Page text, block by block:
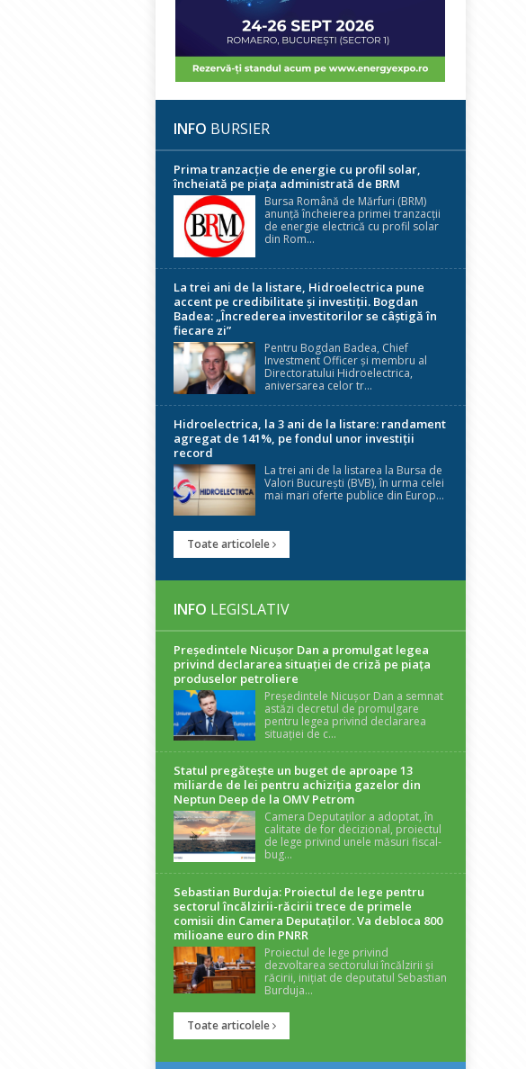
INFO BURSIER
Prima tranzacție de energie cu profil solar,
încheiată pe piața administrată de BRM
Bursa Română de Mărfuri (BRM)
anunță încheierea primei tranzacții
de energie electrică cu profil solar
din Rom...
La trei ani de la listare, Hidroelectrica pune
accent pe credibilitate și investiții. Bogdan
Badea: „Încrederea investitorilor se câștigă în
fiecare zi”
Pentru Bogdan Badea, Chief
Investment Officer și membru al
Directoratului Hidroelectrica,
aniversarea celor tr...
Hidroelectrica, la 3 ani de la listare: randament
agregat de 141%, pe fondul unor investiții
record
La trei ani de la listarea la Bursa de
Valori București (BVB), în urma celei
mai mari oferte publice din Europ...
Toate articolele
INFO LEGISLATIV
Președintele Nicuşor Dan a promulgat legea
privind declararea situaţiei de criză pe piaţa
produselor petroliere
Președintele Nicușor Dan a semnat
astăzi decretul de promulgare
pentru legea privind declararea
situației de c...
Statul pregătește un buget de aproape 13
miliarde de lei pentru achiziția gazelor din
Neptun Deep de la OMV Petrom
Camera Deputaților a adoptat, în
calitate de for decizional, proiectul
de lege privind unele măsuri fiscal-
bug...
Sebastian Burduja: Proiectul de lege pentru
sectorul încălzirii-răcirii trece de primele
comisii din Camera Deputaților. Va debloca 800
milioane euro din PNRR
Proiectul de lege privind
dezvoltarea sectorului încălzirii și
răcirii, inițiat de deputatul Sebastian
Burduja...
Toate articolele